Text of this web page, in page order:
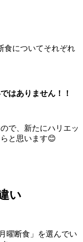
食についてそれぞれ
はありません！！
で、新たにハリエッ
と思います😊
い
曜断食」を選んでい